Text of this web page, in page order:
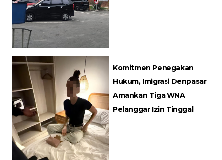
Komitmen Penegakan
Hukum, Imigrasi Denpasar
Amankan Tiga WNA
Pelanggar Izin Tinggal